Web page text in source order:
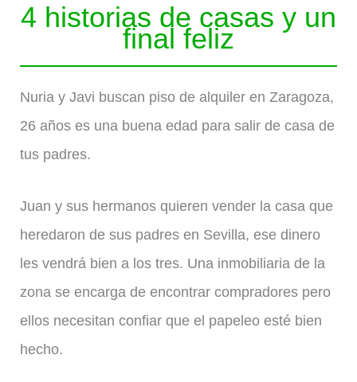
4 historias de casas y un
final feliz
Nuria y Javi buscan piso de alquiler en Zaragoza,
26 años es una buena edad para salir de casa de
tus padres.
Juan y sus hermanos quieren vender la casa que
heredaron de sus padres en Sevilla, ese dinero
les vendrá bien a los tres. Una inmobiliaria de la
zona se encarga de encontrar compradores pero
ellos necesitan confiar que el papeleo esté bien
hecho.